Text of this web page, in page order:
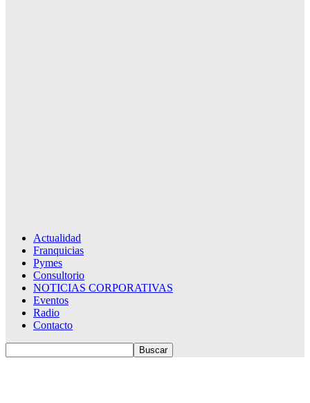
Actualidad
Franquicias
Pymes
Consultorio
NOTICIAS CORPORATIVAS
Eventos
Radio
Contacto